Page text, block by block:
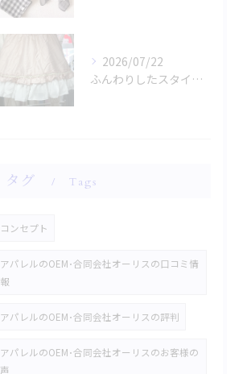
2026/07/22
ふんわりしたスタイルに魅了されませんか？
タグ Tags
コンセプト
アパレルのOEM･合同会社オーリスの口コミ情
報
アパレルのOEM･合同会社オーリスの評判
アパレルのOEM･合同会社オーリスのお客様の
声